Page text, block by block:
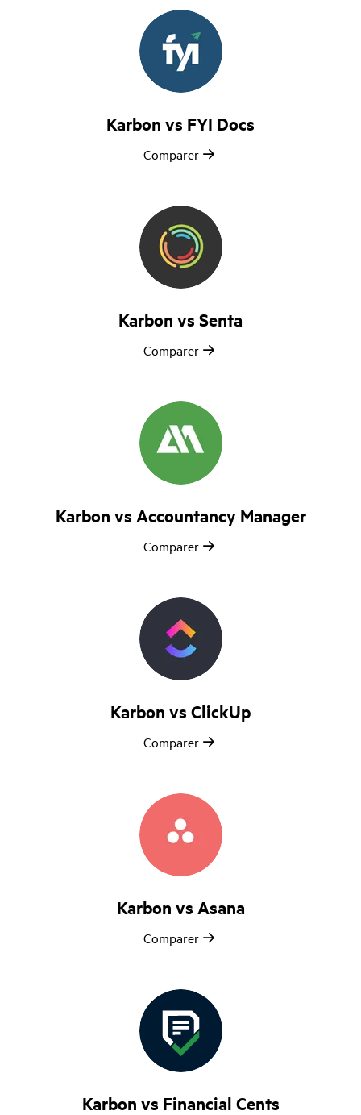
Karbon vs FYI Docs
Comparer
Karbon vs Senta
Comparer
Karbon vs Accountancy Manager
Comparer
Karbon vs ClickUp
Comparer
Karbon vs Asana
Comparer
Karbon vs Financial Cents